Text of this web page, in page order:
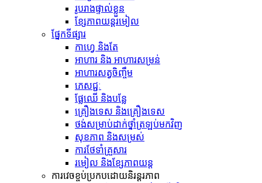
រូបរាងផ្ទាល់ខ្លួន
ខ្សែភាពយន្តរមៀល
ផ្នែកទីផ្សារ
កាហ្វេ និងតែ
អាហារ និង អាហារសម្រន់
អាហារសត្វចិញ្ចឹម
ភេសជ្ជៈ
ផ្លែឈើ និងបន្លែ
គ្រឿងទេស និង​គ្រឿង​ទេស
ថង់​សម្រាប់​ដាក់​ថ្នាំ​ត្រឡប់​មក​វិញ
សុខភាព និងសម្រស់
ការថែទាំគ្រួសារ
រមៀល និងខ្សែភាពយន្ត
ការវេចខ្ចប់ប្រកបដោយនិរន្តរភាព